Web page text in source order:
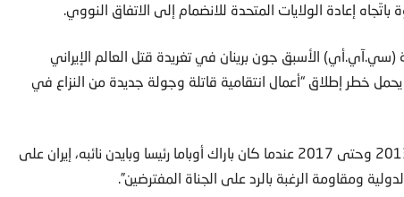
إعادة الولايات المتحدة للانضمام إلى الاتفاق النووي.
(سي.آي.أي) الأسبق جون برينان في تغريدة قتل العالم الإيراني
يحمل خطر إطلاق “أعمال انتقامية قاتلة وجولة جديدة من النزاع في
وحضّ برينان، الذي ترأّس السي.آي.أي بين عامي 2013 وحتى 2017 عندما كان باراك أوباما رئيسا وبايدن نائبه، إيران على
ومقاومة الرغبة بالرد على الجناة المفترضين”.